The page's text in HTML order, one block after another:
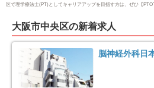
大阪市生野区 66
大阪市城東区 大
大阪市住吉区 61
区で理学療法士(PT)としてキャリアアップを目指す方は、ぜひ【
大阪市中央区の新着求人
脳神経外科日